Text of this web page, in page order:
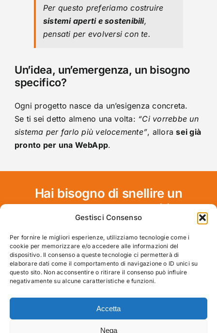
Gestisci Consenso
Per fornire le migliori esperienze, utilizziamo tecnologie come i
cookie per memorizzare e/o accedere alle informazioni del
dispositivo. Il consenso a queste tecnologie ci permetterà di
elaborare dati come il comportamento di navigazione o ID unici su
questo sito. Non acconsentire o ritirare il consenso può influire
negativamente su alcune caratteristiche e funzioni.
Accetta
Nega
Per questo preferiamo costruire
sistemi aperti e sostenibili,
pensati per evolversi con te.
Un’idea, un’emergenza, un bisogno
specifico?
Ogni progetto nasce da un’esigenza concreta.
Se ti sei detto almeno una volta: “Ci vorrebbe un
sistema per farlo più velocemente”, allorasei già
pronto per una WebApp.
Hai bisogno di snellire un
processo o superare un blocco
operativo?
Parliamone. Costruiamo insieme lo strumento
giusto per te.